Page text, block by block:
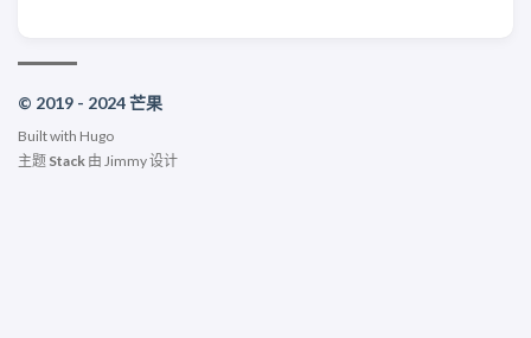
© 2019 - 2024 芒果
Built with Hugo
主题 Stack 由 Jimmy设计